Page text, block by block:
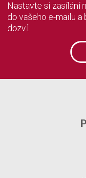
Nastavte si zasílání
do vašeho e-mailu a
dozví.